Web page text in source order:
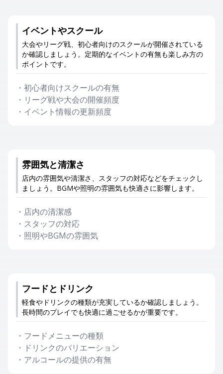
イベントやスクール
大会やリーグ戦、初心者向けのスクールが開催されている
か確認しましょう。定期的なイベントの有無も楽しみ方の
ポイントです。
・ 初心者向けスクールの有無
・ リーグ戦や大会の開催頻度
・ イベント情報の更新頻度
雰囲気と清潔さ
店内の雰囲気や清潔さ、スタッフの対応などをチェックし
ましょう。BGMや照明の雰囲気も快適さに影響します。
・ 店内の清潔感
・ スタッフの対応
・ 照明やBGMの雰囲気
フードとドリンク
軽食やドリンクの種類が充実しているか確認しましょう。
長時間のプレイでも快適に過ごせるかが重要です。
・ フードメニューの種類
・ ドリンクのバリエーション
・ アルコールの提供の有無